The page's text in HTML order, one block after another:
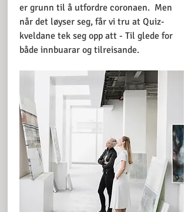
er grunn til å utfordre coronaen. Men
når det løyser seg, får vi tru at Quiz-
kveldane tek seg opp att - Til glede for
både innbuarar og tilreisande.